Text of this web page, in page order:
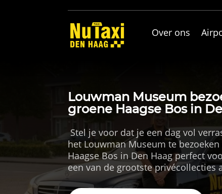
Over ons
Louwman Museum
groene Haagse Bos in
Stel je voor dat je een dag vol
het Louwman Museum te
Haagse Bos in Den Haag perfect
een van de grootste